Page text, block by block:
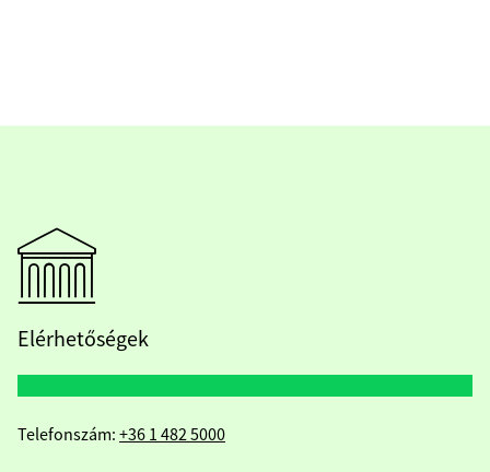
Elérhetőségek
Telefonszám: +36 1 482 5000